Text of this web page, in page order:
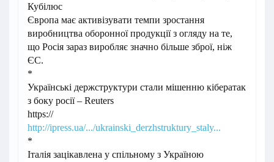
Кубілюс
Європа має активізувати темпи зростання
виробництва оборонної продукції з огляду на те,
що Росія зараз виробляє значно більше зброї, ніж
ЄС.
*
Українські держструктури стали мішенню кібератак
з боку росії – Reuters
https://
http://ipress.ua/.../ukrainski_derzhstruktury_staly...
*
Італія зацікавлена у спільному з Україною